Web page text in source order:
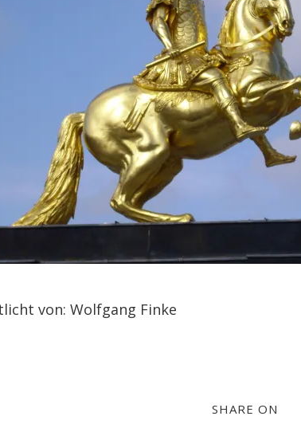
von: Wolfgang Finke
SHARE ON